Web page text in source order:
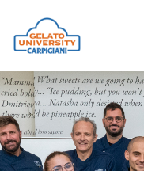
HOME
L'ÉCOLE
COURS EN